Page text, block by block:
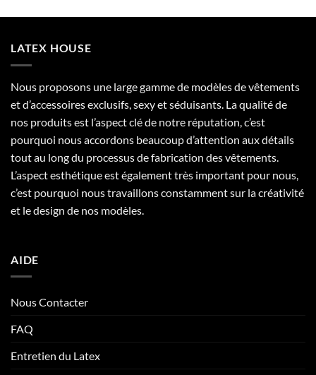
LATEX HOUSE
Nous proposons une large gamme de modèles de vêtements
et d’accessoires exclusifs, sexy et séduisants. La qualité de
nos produits est l’aspect clé de notre réputation, c’est
pourquoi nous accordons beaucoup d’attention aux détails
tout au long du processus de fabrication des vêtements.
L’aspect esthétique est également très important pour nous,
c’est pourquoi nous travaillons constamment sur la créativité
et le design de nos modèles.
AIDE
Nous Contacter
FAQ
Entretien du Latex